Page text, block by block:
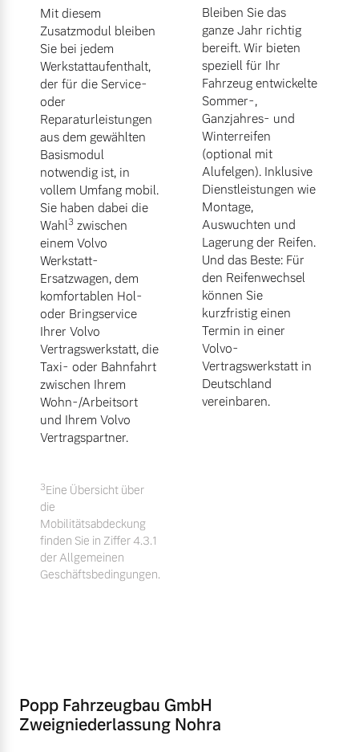
Mit diesem
Zusatzmodul bleiben
Sie bei jedem
Werkstattaufenthalt,
der für die Service-
oder
Reparaturleistungen
aus dem gewählten
Basismodul
notwendig ist, in
vollem Umfang mobil.
Sie haben dabei die
Wahl3 zwischen
einem Volvo
Werkstatt-
Ersatzwagen, dem
komfortablen Hol-
oder Bringservice
Ihrer Volvo
Vertragswerkstatt, die
Taxi- oder Bahnfahrt
zwischen Ihrem
Wohn-/Arbeitsort
und Ihrem Volvo
Vertragspartner.
3Eine Übersicht über
die
Mobilitätsabdeckung
finden Sie in Ziffer 4.3.1
der Allgemeinen
Geschäftsbedingungen.
Bleiben Sie das
ganze Jahr richtig
bereift. Wir bieten
speziell für Ihr
Fahrzeug entwickelte
Sommer-,
Ganzjahres- und
Winterreifen
(optional mit
Alufelgen). Inklusive
Dienstleistungen wie
Montage,
Auswuchten und
Lagerung der Reifen.
Und das Beste: Für
den Reifenwechsel
können Sie
kurzfristig einen
Termin in einer
Volvo-
Vertragswerkstatt in
Deutschland
vereinbaren.
Popp Fahrzeugbau GmbH
Zweigniederlassung Nohra